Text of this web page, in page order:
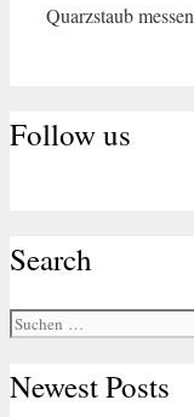
Quarzstaub messen
Follow us
Search
Suche
Newest Posts